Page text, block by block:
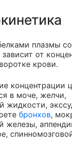
плазмы
от
крови.
концентрации
в моче, желчи,
жидкости,
бронхов,
железы,